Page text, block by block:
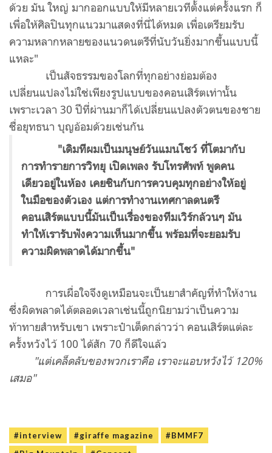
ด้วย มัน ใหญ่ มากออกแบบให้มีหลายเวทีตั้งแต่ครั้งแรก ก็
เพื่อให้ศิลปินทุกแนวมาแสดงที่นี่ได้หมด เพื่อเตรียมรับ
ความหลากหลายของแนวดนตรีที่นับวันยิ่งมากขึ้นแบบนี้
แหละ"
เป็นสัจธรรมของโลกที่ทุกอย่างย่อมต้อง
เปลี่ยนแปลงไม่ใช่เพียงรูปแบบของคอนเสิร์ตเท่านั้น
เพราะเวลา 30 ปีที่ผ่านมาก็ได้เปลี่ยนแปลงตัวตนของชาย
ชื่อยุทธนา บุญอ้อมด้วยเช่นกัน
"เดิมทีผมเป็นมนุษย์วันแมนโชว์ ที่โตมากับ
การทำรายการวิทยุ เปิดเพลง รับโทรศัพท์ พูดคน
เดียวอยู่ในห้อง เคยชินกับการควบคุมทุกอย่างให้อยู่
ในมือของตัวเอง แต่การทำงานเทศกาลดนตรี
คอนเสิร์ตแบบนี้มันเป็นเรื่องของทีมเวิร์กล้วนๆ มัน
ทำให้เรารับฟังความเห็นมากขึ้น พร้อมที่จะยอมรับ
ความผิดพลาดได้มากขึ้น"
การเผื่อใจจึงดูเหมือนจะเป็นยาสำคัญที่ทำให้งาน
ซึ่งผิดพลาดได้ตลอดเวลาเช่นนี้ถูกนิยามว่าเป็นความ
ท้าทายสำหรับเขา เพราะป๋าเต็ดกล่าวว่า คอนเสิร์ตแต่ละ
ครั้งหวังไว้ 100 ได้สัก 70 ก็ดีใจแล้ว
"แต่เคล็ดลับของพวกเราคือ เราจะแอบหวังไว้ 120%
เสมอ"
#interview #giraffe magazine
#BMMF7